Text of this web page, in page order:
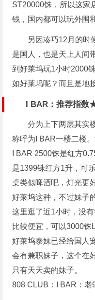
ST20000铢，所以这家
钱，国内都可以玩外围
另因凑巧12月的时
是国人，也是天上人间
到好莱坞玩1小时2000
如好莱坞呢？而且是地
I BAR：推荐指
分为上下两层其实
称呼为I BAR一楼二楼
I BAR 2500铢是红方
是1399铢红方1升，可
桌类似啤酒吧，灯光更
好莱坞这种，不过妹子
这里逛了近1小时，没
比较便宜，可以3000铢
好莱坞泰妹已经给国人
会有兼职妹子，这个在
只有天天卖的妹子。
808 CLUB：I BAR：